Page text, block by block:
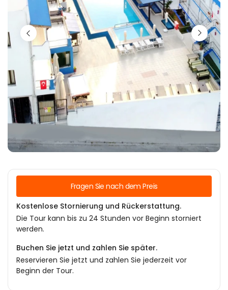
Fragen Sie nach dem Preis
Kostenlose Stornierung und Rückerstattung.
Die Tour kann bis zu 24 Stunden vor Beginn storniert
werden.
Buchen Sie jetzt und zahlen Sie später.
Reservieren Sie jetzt und zahlen Sie jederzeit vor
Beginn der Tour.